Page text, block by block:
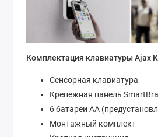
Комплектация клавиатуры Ajax
Сенсорная клавиатура
Крепежная панель
6 батареи АА
Монтажный комплект